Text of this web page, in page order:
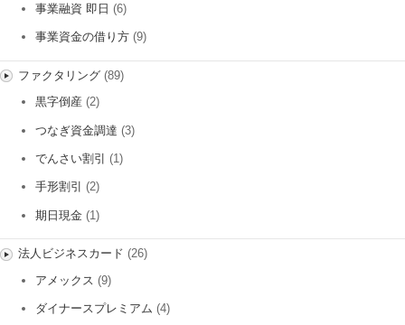
事業融資 即日 (6)
事業資金の借り方 (9)
ファクタリング(89)
黒字倒産 (2)
つなぎ資金調達 (3)
でんさい割引 (1)
手形割引 (2)
期日現金 (1)
法人ビジネスカード (26)
アメックス (9)
ダイナースプレミアム (4)